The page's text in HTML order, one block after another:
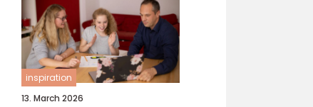
inspiration
13. March 2026